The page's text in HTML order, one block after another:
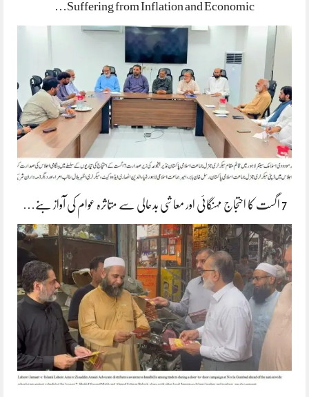
Suffering from Inflation and Economic…
7 اگست کا احتجاج مہنگائی اور معاشی بدحالی سے متاثرہ عوام کی آواز بنے…